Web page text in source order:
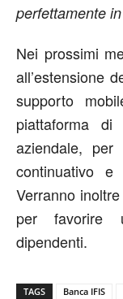
perfettamente
Nei prossimi
all’estensione
supporto
piattaforma di
aziendale,
continuativo e
Verranno
per favorire
dipendenti.
TAGS Banca IFIS